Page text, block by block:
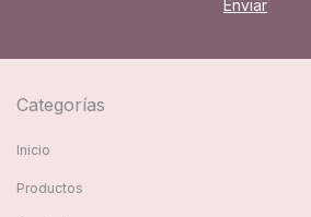
Categorías
Inicio
Productos